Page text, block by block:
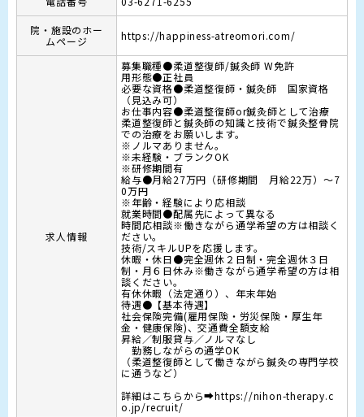
院・施設のホー
ムページ
https://happiness-atreomori.com/
求人情報
募集職種●柔道整復師/鍼灸師 W免許
用形態●正社員
必要な資格●柔道整復師・鍼灸師　国家資格
（見込み可）
お仕事内容●柔道整復師or鍼灸師として治療
柔道整復師と鍼灸師の知識と技術で鍼灸整骨院
での治療をお願いします。
※ノルマありません。
※未経験・ブランクOK
※研修期間有
給与●月給27万円（研修期間　月給22万）〜7
0万円
※年齢・経験により応相談
就業時間●配属先によって異なる
時間応相談※働きながら通学希望の方は相談く
ださい。
技術/スキルUPを応援します。
休暇・休日●完全週休２日制・完全週休３日
制・月６日休み※働きながら通学希望の方は相
談ください。
有休休暇（法定通り）、年末年始
待遇●【基本待遇】
社会保険完備(雇用保険・労災保険・厚生年
金・健康保険)、交通費全額支給
昇給／制服貸与／ノルマなし
勤務しながらの通学OK
（柔道整復師として働きながら鍼灸の専門学校
に通うなど）
詳細はこちらから➡https://nihon-therapy.c
o.jp/recruit/